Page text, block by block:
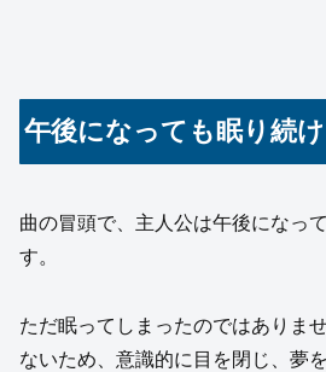
午後になっても眠り続
曲の冒頭で、主人公は午後になっ
す。
ただ眠ってしまったのではありま
ないため、意識的に目を閉じ、夢